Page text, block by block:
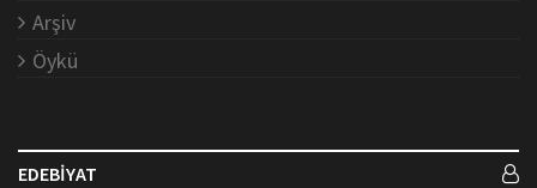
Arşiv
Öykü
EDEBİYAT